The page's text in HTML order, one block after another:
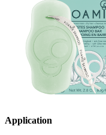
Application